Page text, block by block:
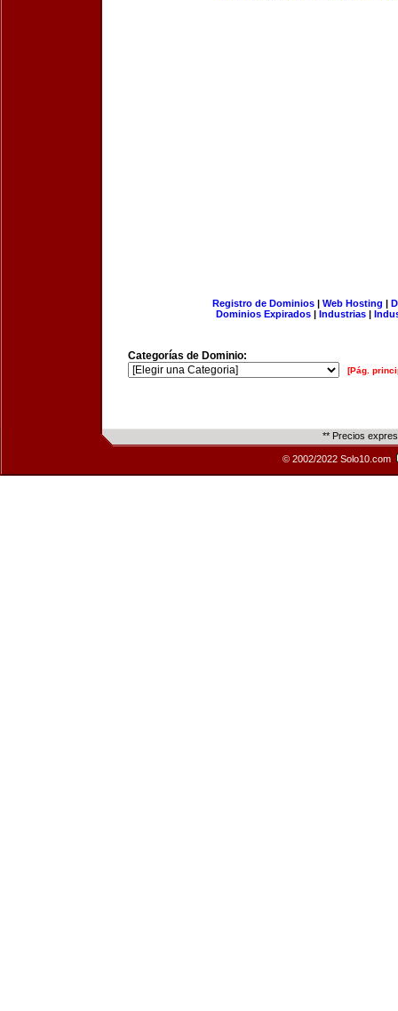
Registro de Dominios| Web Hosting |
Dominios Expirados | Industrias |
Categorías de Dominio:
[Pág.
** Precios
© 2002/2022 Solo10.com